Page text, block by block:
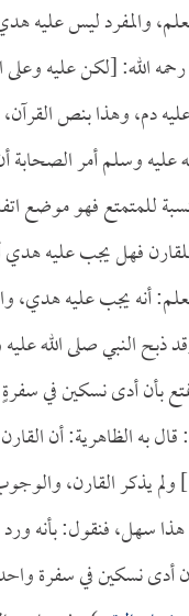
والمفرد ليس عليه
الله: [لكن عليه وعلى
دم، وهذا بنص
عليه وسلم أمر الصحابة
للمتمتع فهو موضع
للقارن فهل يجب عليه
أنه يجب عليه هدي،
ذبح النبي صلى الله
بأن أدى نسكين في
قال به الظاهرية: أن
سهل، فنقول: بأنه ورد
أدى نسكين في سفرة